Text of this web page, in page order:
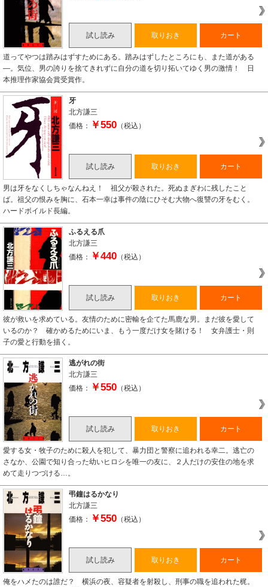
試し読み 取りおき カート
道ってやつは踏みはずすためにある。踏みはずしたところにも、また道がある
―。気位、男の誇りを捨てきれずに自分の道を切り拓いてゆく男の激情！ 日
本推理作家協会賞受賞作。
牙
北方謙三
価格：
￥550 （税込）
試し読み 取りおき カート
男は牙をなくしちゃなんねえ！ 祖父が殺された。死ぬまぎわに残したこと
ば。祖父の恨みを胸に、石本一幸は事件の陰にひそむ大物へ復讐の牙をむく。
ハードボイルド長編。
ふるえる爪
北方謙三
価格：
￥440 （税込）
試し読み 取りおき カート
彼が救いを求めている。友情のために密輸を企てた馬鹿な男。まだ彼を愛して
いるのか？ 確かめるためにいま、もう一度だけ女を賭ける！ 女弁護士・則
子の愛と行動を描く。
逃がれの街
北方謙三
価格：
￥550 （税込）
試し読み 取りおき カート
愛する女・牧子のために殺人を犯して、暴力団と警察に追われる幸二。逃亡の
さなか、公園で知り合った幼いヒロシを唯一の友に、２人だけの安住の地を求
めて走りつづける…。
弔鐘はるかなり
北方謙三
価格：
￥550 （税込）
試し読み 取りおき カート
俺をハメたのは誰だ？ 横浜の夜、容疑者を射殺し、刑事の職を追われた梶。